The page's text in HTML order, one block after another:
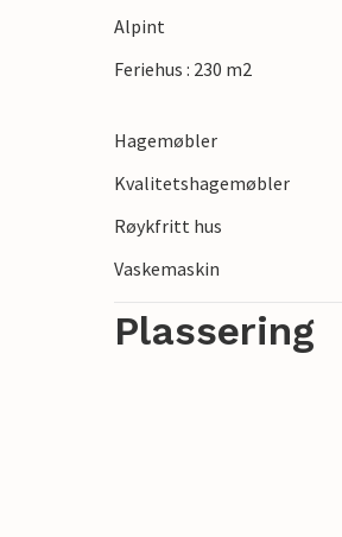
Alpint
Feriehus : 230 m2
Hagemøbler
Kvalitetshagemøbler
Røykfritt hus
Vaskemaskin
Plassering